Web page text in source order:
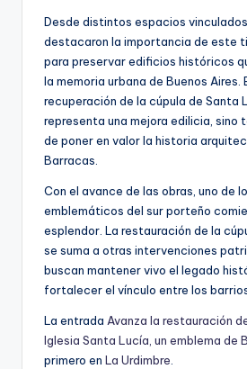
Desde distintos espacios
destacaron la importancia de este
para preservar edificios históricos
la memoria urbana de Buenos Aires.
recuperación de la cúpula de Santa
representa una mejora edilicia, sino
de poner en valor la historia
Barracas.
Con el avance de las obras, uno de
emblemáticos del sur porteño
esplendor. La restauración de la
se suma a otras intervenciones
buscan mantener vivo el legado
fortalecer el vínculo entre los
La entrada Avanza la restauración
Iglesia Santa Lucía, un emblema de
primero en La Urdimbre.